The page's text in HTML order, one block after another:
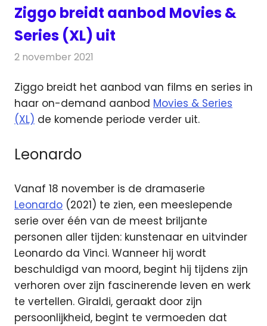
Ziggo breidt aanbod Movies &
Series (XL) uit
2 november 2021
Ziggo breidt het aanbod van films en series in
haar on-demand aanbod Movies & Series
(XL) de komende periode verder uit.
Leonardo
Vanaf 18 november is de dramaserie
Leonardo (2021) te zien, een meeslepende
serie over één van de meest briljante
personen aller tijden: kunstenaar en uitvinder
Leonardo da Vinci. Wanneer hij wordt
beschuldigd van moord, begint hij tijdens zijn
verhoren over zijn fascinerende leven en werk
te vertellen. Giraldi, geraakt door zijn
persoonlijkheid, begint te vermoeden dat